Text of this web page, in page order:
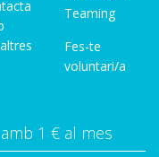
Teaming
Fes-te
voluntari/a
1 € al mes